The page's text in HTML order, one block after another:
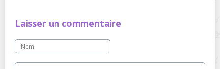
Laisser un commentaire